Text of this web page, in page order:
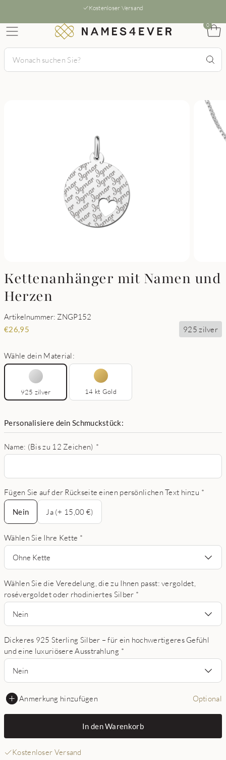
Kostenloser Versand
0
Kettenanhänger mit Namen und
Herzen
Artikelnummer: ZNGP152
€26,95 925 zilver
Wähle dein Material:
925 zilver 14 kt Gold
Personalisiere dein Schmuckstück:
Name: (Bis zu 12 Zeichen) *
Fügen Sie auf der Rückseite einen persönlichen Text hinzu *
Nein
Nein
Ja (+ 15,00 €)
Wählen Sie Ihre Kette *
Ohne Kette
Wählen Sie die Veredelung, die zu Ihnen passt: vergoldet,
rosévergoldet oder rhodiniertes Silber *
Nein
Dickeres 925 Sterling Silber – für ein hochwertigeres Gefühl
und eine luxuriösere Ausstrahlung *
Nein
Anmerkung hinzufügen Optional
In den Warenkorb
Kostenloser Versand